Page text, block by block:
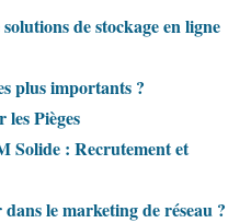
de stockage en ligne
plus importants ?
Pièges
Solide : Recrutement et
le marketing de réseau ?